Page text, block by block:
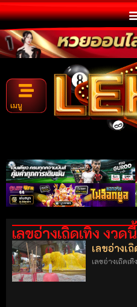
เมนู
เลขอ่างเถิดเทิง งวดนี้
เลขอ่างเ
เลขอ่างเถิดเ